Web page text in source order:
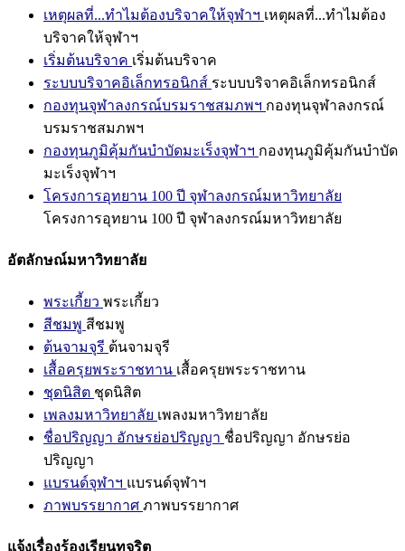
เหตุผลที่...ทำไมต้องบริจาคให้จุฬาฯ เหตุผลที่...ทำไมต้อง
บริจาคให้จุฬาฯ
เริ่มต้นบริจาค เริ่มต้นบริจาค
ระบบบริจาคอิเล็กทรอนิกส์ ระบบบริจาคอิเล็กทรอนิกส์
กองทุนจุฬาลงกรณ์บรมราชสมภพฯ กองทุนจุฬาลงกรณ์
บรมราชสมภพฯ
กองทุนภูมิคุ้มกันบำบัดมะเร็งจุฬาฯ กองทุนภูมิคุ้มกันบำบัด
มะเร็งจุฬาฯ
โครงการอุทยาน 100 ปี จุฬาลงกรณ์มหาวิทยาลัย
โครงการอุทยาน 100 ปี จุฬาลงกรณ์มหาวิทยาลัย
อัตลักษณ์มหาวิทยาลัย
พระเกี้ยว พระเกี้ยว
สีชมพู สีชมพู
ต้นจามจุรี ต้นจามจุรี
เสื้อครุยพระราชทาน เสื้อครุยพระราชทาน
ชุดนิสิต ชุดนิสิต
เพลงมหาวิทยาลัย เพลงมหาวิทยาลัย
ชื่อปริญญา อักษรย่อปริญญา ชื่อปริญญา อักษรย่อ
ปริญญา
แบรนด์จุฬาฯ แบรนด์จุฬาฯ
ภาพบรรยากาศ ภาพบรรยากาศ
แจ้งเรื่องร้องเรียนทุจริต